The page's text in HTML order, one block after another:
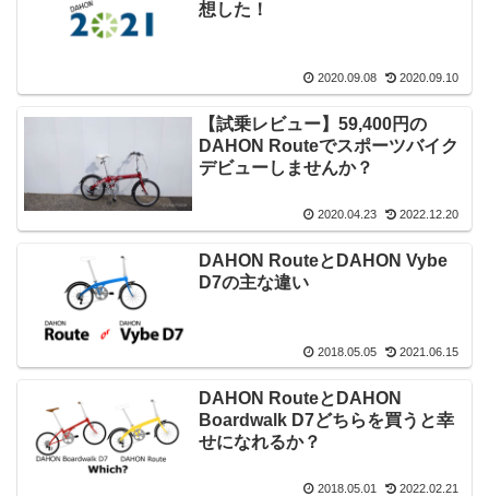
想した！
2020.09.08 2020.09.10
【試乗レビュー】59,400円の
DAHON Routeでスポーツバイク
デビューしませんか？
2020.04.23 2022.12.20
DAHON RouteとDAHON Vybe
D7の主な違い
2018.05.05 2021.06.15
DAHON RouteとDAHON
Boardwalk D7どちらを買うと幸
せになれるか？
2018.05.01 2022.02.21